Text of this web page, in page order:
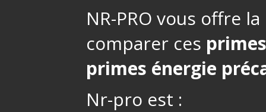
NR-PRO vous offre
comparer ces
primes énergie
Nr-pro est :